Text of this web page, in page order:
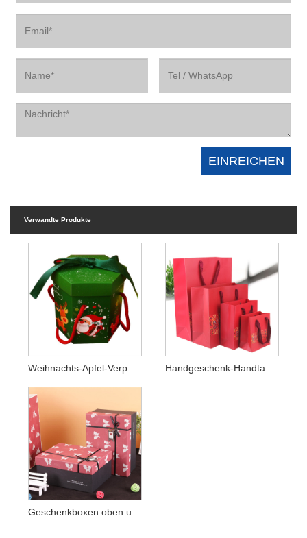
Verwandte Produkte
Weihnachts-Apfel-Verpackungsbox Handgeschenk-Handtasche